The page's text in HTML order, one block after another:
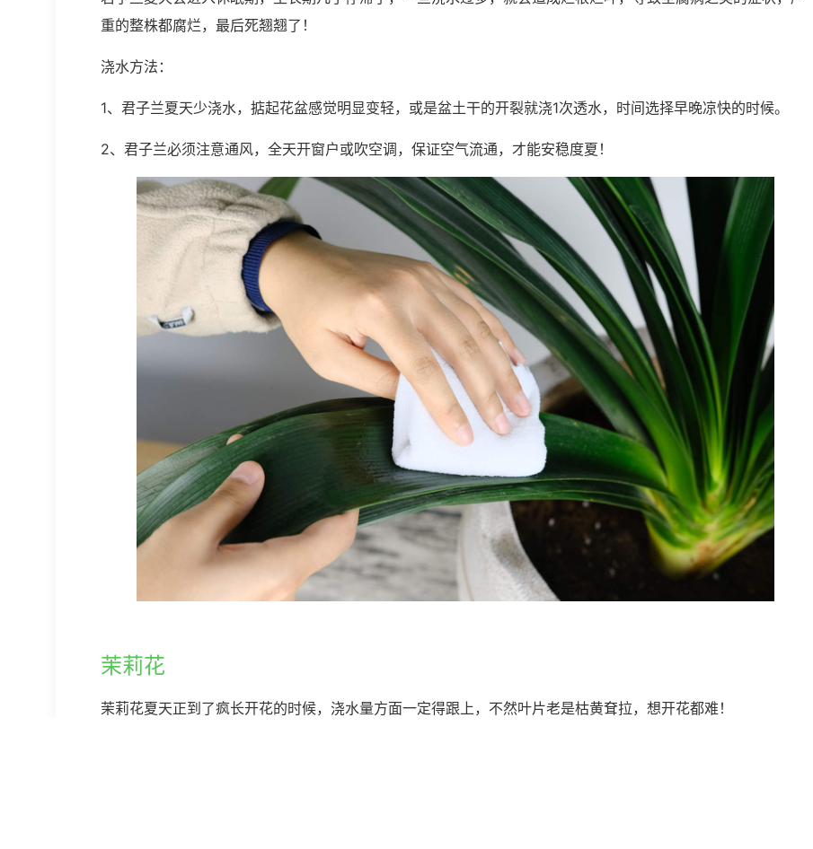
重的整株都腐烂，最后死翘翘了！
浇水方法：
1、君子兰夏天少浇水，掂起花盆感觉明显变轻，或是盆土干的开裂就浇1次透水，时间选择早晚凉快的时候。
2、君子兰必须注意通风，全天开窗户或吹空调，保证空气流通，才能安稳度夏！
茉莉花
茉莉花夏天正到了疯长开花的时候，浇水量方面一定得跟上，不然叶片老是枯黄耷拉，想开花都难！